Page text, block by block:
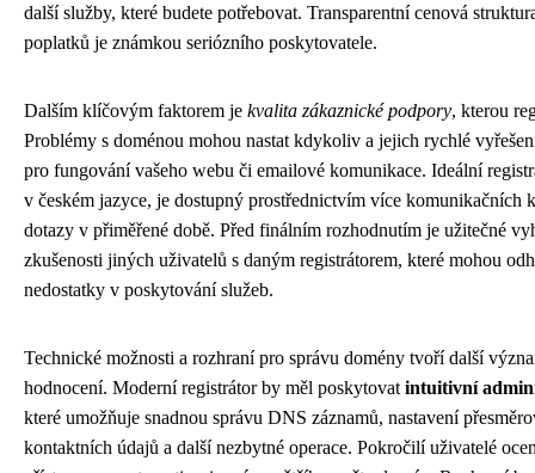
další služby, které budete potřebovat. Transparentní cenová
poplatků je známkou seriózního poskytovatele.
Dalším klíčovým faktorem je kvalita zákaznické podpory, kterou
Problémy s doménou mohou nastat kdykoliv a jejich rychlé
pro fungování vašeho webu či emailové komunikace. Ideální
v českém jazyce, je dostupný prostřednictvím více komunikačních
dotazy v přiměřené době. Před finálním rozhodnutím je užitečné
zkušenosti jiných uživatelů s daným registrátorem, které mohou
nedostatky v poskytování služeb.
Technické možnosti a rozhraní pro správu domény tvoří další
hodnocení. Moderní registrátor by měl poskytovat intuitivní
které umožňuje snadnou správu DNS záznamů, nastavení
kontaktních údajů a další nezbytné operace. Pokročilí uživatelé